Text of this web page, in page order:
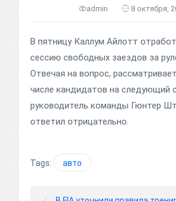
admin 8 октября,
В пятницу Каллум Айлотт
сессию свободных заездов за
Отвечая на вопрос,
числе кандидатов на следующий
руководитель команды Гюнтер
ответил отрицательно.
Tags: авто